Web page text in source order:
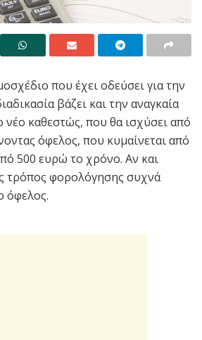
που έχει οδεύσει για την
βάζει και την αναγκαία
νέο καθεστώς, που θα ισχύσει από
όφελος, που κυμαίνεται από
500 ευρώ το χρόνο. Αν και
τρόπος φορολόγησης συχνά
όφελος.